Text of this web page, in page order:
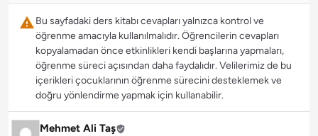
Bu sayfadaki ders kitabı cevapları yalnızca kontrol ve
öğrenme amacıyla kullanılmalıdır. Öğrencilerin cevapları
kopyalamadan önce etkinlikleri kendi başlarına yapmaları,
öğrenme süreci açısından daha faydalıdır. Velilerimiz de bu
içerikleri çocuklarının öğrenme sürecini desteklemek ve
doğru yönlendirme yapmak için kullanabilir.
Mehmet Ali Taş